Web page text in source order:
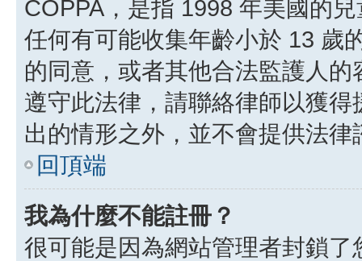
COPPA，是指 1998 年美國的
任何有可能收集年齡小於 13 歲
的同意，或者其他合法監護人
遵守此法律，請聯絡律師以獲
出的情形之外，並不會提供法
回頂端
我為什麼不能註冊？
很可能是因為網站管理者封鎖